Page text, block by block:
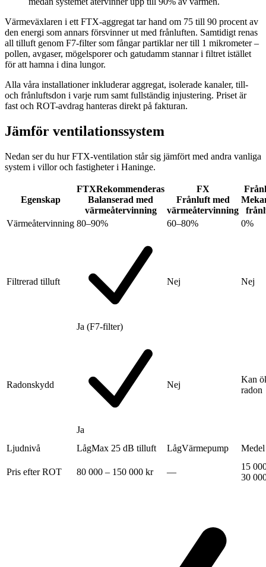
Värmeväxlaren i ett FTX-aggregat tar hand om 75 till 90 procent av
den energi som annars försvinner ut med frånluften. Samtidigt renas
all tilluft genom F7-filter som fångar partiklar ner till 1 mikrometer –
pollen, avgaser, mögel­sporer och gatudamm stannar i filtret istället
för att hamna i dina lungor.
Alla våra installationer inkluderar aggregat, isolerade kanaler, till-
och frånluftsdon i varje rum samt fullständig injustering. Priset är
fast och ROT-avdrag hanteras direkt på fakturan.
Jämför ventilationssystem
Nedan ser du hur FTX-ventilation står sig jämfört med andra vanliga
system i villor och fastigheter i Haninge.
Egenskap
FTXRekommenderas
Balanserad med
värmeåtervinning
FX
Frånluft med
värmeåtervinning
Värmeåtervinning 80–90% 60–80% 0%
Filtrerad tilluft
Ja (F7-filter)
Nej Nej
Radonskydd
Ja
Nej
Kan
radon
Ljudnivå LågMax 25 dB tilluft LågVärmepump Medel
Pris efter ROT 80 000 – 150 000 kr —
15
30